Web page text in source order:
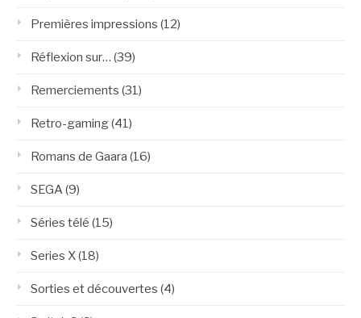
Premières impressions (12)
Réflexion sur… (39)
Remerciements (31)
Retro-gaming(41)
Romans de Gaara (16)
SEGA(9)
Séries télé (15)
Series X(18)
Sorties et découvertes (4)